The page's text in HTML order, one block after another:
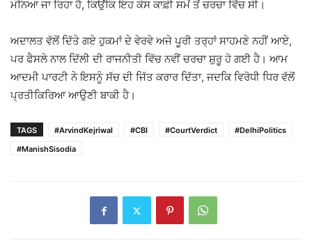
ਮੰਨਿਆ ਜਾ ਰਿਹਾ ਹੈ, ਕਿਉਂਕਿ ਇਹ ਕੇਸ ਕਾਫ਼ੀ ਸਮੇਂ ਤੋਂ ਚਰਚਾ ਵਿੱਚ ਸੀ।
ਅਦਾਲਤ ਵੱਲੋਂ ਦਿੱਤੇ ਗਏ ਹੁਕਮਾਂ ਦੇ ਵੇਰਵੇ ਅਜੇ ਪੂਰੀ ਤਰ੍ਹਾਂ ਸਾਹਮਣੇ ਨਹੀਂ ਆਏ,
ਪਰ ਫੈਸਲੇ ਨਾਲ ਦਿੱਲੀ ਦੀ ਰਾਜਨੀਤੀ ਵਿੱਚ ਨਵੀਂ ਚਰਚਾ ਸ਼ੁਰੂ ਹੋ ਗਈ ਹੈ। ਆਮ
ਆਦਮੀ ਪਾਰਟੀ ਨੇ ਇਸਨੂੰ ਸੱਚ ਦੀ ਜਿੱਤ ਕਰਾਰ ਦਿੱਤਾ, ਜਦਕਿ ਵਿਰੋਧੀ ਧਿਰ ਵੱਲੋਂ
ਪ੍ਰਤੀਕਿਰਿਆ ਆਉਣੀ ਬਾਕੀ ਹੈ।
TAGS #ArvindKejriwal #CBI #CourtVerdict
#DelhiPolitics
#ManishSisodia